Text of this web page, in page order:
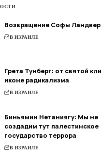
Возвращение Софы Ландвер
В ИЗРАИЛЕ
Грета Тунберг: от святой
иконе радикализма
В ИЗРАИЛЕ
Биньямин Нетаниягу: Мы не
создадим тут палестинское
государство террора
В ИЗРАИЛЕ